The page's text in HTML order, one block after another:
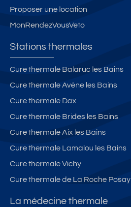
Proposer une location
MonRendezVousVeto
Stations thermales
Cure thermale Balaruc les Bains
Cure thermale Avène les Bains
Cure thermale Dax
Cure thermale Brides les Bains
Cure thermale Aix les Bains
Cure thermale Lamalou les Bains
Cure thermale Vichy
Cure thermale de La Roche Posay
La médecine thermale